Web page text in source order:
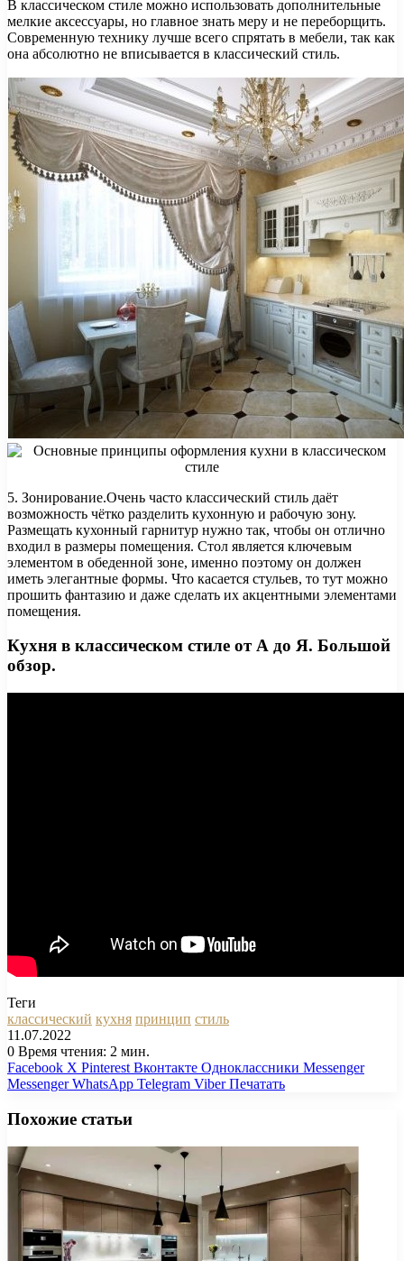
В классическом стиле можно использовать дополнительные
мелкие аксессуары, но главное знать меру и не переборщить.
Современную технику лучше всего спрятать в мебели, так как
она абсолютно не вписывается в классический стиль.
5. Зонирование.Очень часто классический стиль даёт
возможность чётко разделить кухонную и рабочую зону.
Размещать кухонный гарнитур нужно так, чтобы он отлично
входил в размеры помещения. Стол является ключевым
элементом в обеденной зоне, именно поэтому он должен
иметь элегантные формы. Что касается стульев, то тут можно
прошить фантазию и даже сделать их акцентными элементами
помещения.
Кухня в классическом стиле от А до Я. Большой
обзор.
Теги
классический кухня принцип стиль
11.07.2022
0 Время чтения: 2 мин.
Facebook X Pinterest Вконтакте Одноклассники Messenger
Messenger WhatsApp Telegram Viber Печатать
Похожие статьи